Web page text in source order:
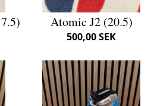
Atomic J2 (20.5)
500,00 SEK